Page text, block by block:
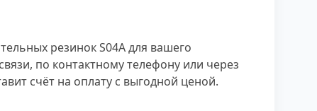
резинок S04A для вашего
по контактному телефону или через
счёт на оплату с выгодной ценой.